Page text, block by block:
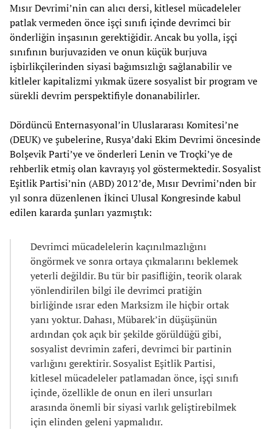
Mısır Devrimi’nin can alıcı dersi, kitlesel mücadeleler
patlak vermeden önce işçi sınıfı içinde devrimci bir
önderliğin inşasının gerektiğidir. Ancak bu yolla, işçi
sınıfının burjuvaziden ve onun küçük burjuva
işbirlikçilerinden siyasi bağımsızlığı sağlanabilir ve
kitleler kapitalizmi yıkmak üzere sosyalist bir program ve
sürekli devrim perspektifiyle donanabilirler.
Dördüncü Enternasyonal’in Uluslararası Komitesi’ne
(DEUK) ve şubelerine, Rusya’daki Ekim Devrimi öncesinde
Bolşevik Parti’ye ve önderleri Lenin ve Troçki’ye de
rehberlik etmiş olan kavrayış yol göstermektedir. Sosyalist
Eşitlik Partisi’nin (ABD) 2012’de, Mısır Devrimi’nden bir
yıl sonra düzenlenen İkinci Ulusal Kongresinde kabul
edilen kararda şunları yazmıştık:
Devrimci mücadelelerin kaçınılmazlığını
öngörmek ve sonra ortaya çıkmalarını beklemek
yeterli değildir. Bu tür bir pasifliğin, teorik olarak
yönlendirilen bilgi ile devrimci pratiğin
birliğinde ısrar eden Marksizm ile hiçbir ortak
yanı yoktur. Dahası, Mübarek’in düşüşünün
ardından çok açık bir şekilde görüldüğü gibi,
sosyalist devrimin zaferi, devrimci bir partinin
varlığını gerektirir. Sosyalist Eşitlik Partisi,
kitlesel mücadeleler patlamadan önce, işçi sınıfı
içinde, özellikle de onun en ileri unsurları
arasında önemli bir siyasi varlık geliştirebilmek
için elinden geleni yapmalıdır.